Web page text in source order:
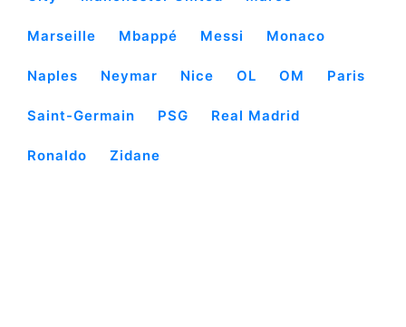
Marseille Mbappé Messi Monaco
Naples Neymar Nice OL OM Paris
Saint-Germain PSG Real Madrid
Ronaldo Zidane